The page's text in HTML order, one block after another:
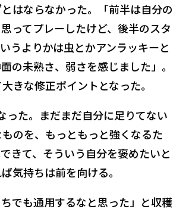
はならなかった。「前半は自分の
ってプレーしたけど、後半のスタ
うよりかは虫とかアンラッキーと
の未熟さ、弱さを感じました」。
きな修正ポイントとなった。
った。まだまだ自分に足りてない
のを、もっともっと強くなるた
きて、そういう自分を褒めたいと
気持ちは前を向ける。
でも通用するなと思った」と収穫